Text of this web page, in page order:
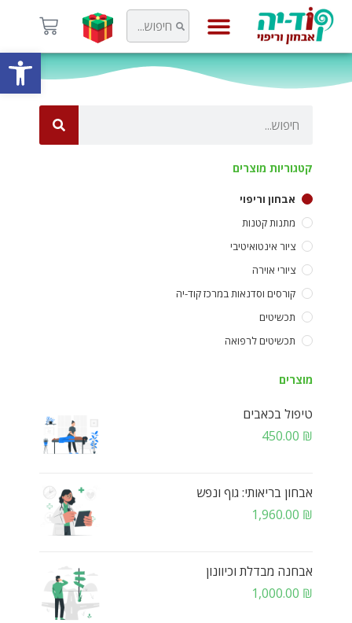
קטגוריות מוצרים
אבחון וריפוי
מתנות קטנות
ציור אינטואיטיבי
ציורי אוירה
קורסים וסדנאות במרכז קוד-יה
תכשיטים
תכשיטים לרפואה
מוצרים
טיפול בכאבים
450.00 ₪
אבחון בריאותי: גוף ונפש
1,960.00 ₪
אבחנה מבדלת וכיוונון
1,000.00 ₪